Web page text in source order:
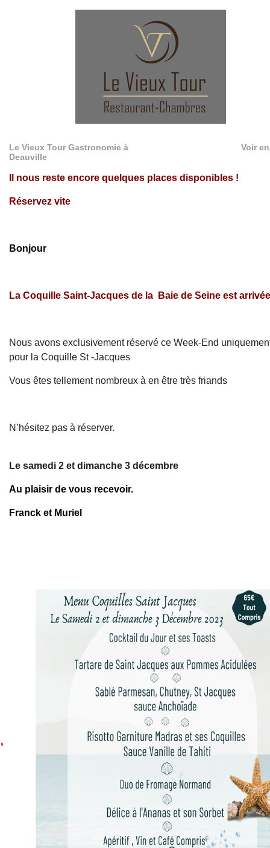
Le Vieux Tour Gastronomie à
Deauville
Voir
Il nous reste encore quelques places disponibles !
Réservez vite
Bonjour
La Coquille Saint-Jacques de la Baie de Seine est
Nous avons exclusivement réservé ce Week-End
pour la Coquille St -Jacques
Vous êtes tellement nombreux à en être très friands
N’hésitez pas à réserver.
Le samedi 2 et dimanche 3 décembre
Au plaisir de vous recevoir.
Franck et Muriel